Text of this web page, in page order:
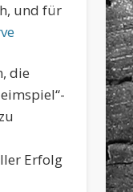
und für
die
Erfolg